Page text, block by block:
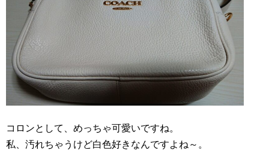
コロンとして、めっちゃ可愛いですね。
私、汚れちゃうけど白色好きなんですよね～。